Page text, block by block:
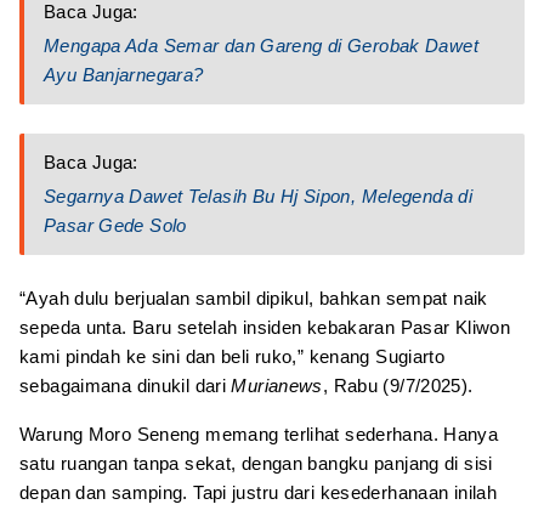
Baca Juga:
Mengapa Ada Semar dan Gareng di Gerobak Dawet
Ayu Banjarnegara?
Baca Juga:
Segarnya Dawet Telasih Bu Hj Sipon, Melegenda di
Pasar Gede Solo
“Ayah dulu berjualan sambil dipikul, bahkan sempat naik
sepeda unta. Baru setelah insiden kebakaran Pasar Kliwon
kami pindah ke sini dan beli ruko,” kenang Sugiarto
sebagaimana dinukil dariMurianews, Rabu (9/7/2025).
Warung Moro Seneng memang terlihat sederhana. Hanya
satu ruangan tanpa sekat, dengan bangku panjang di sisi
depan dan samping. Tapi justru dari kesederhanaan inilah